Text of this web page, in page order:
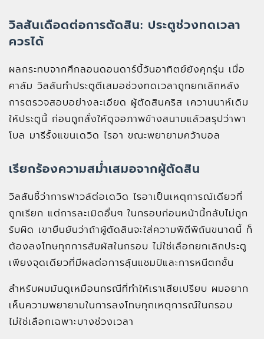
วิลสันเดือดต่อการตัดสิน: ประตูช่วงทดเวลา
ควรได้
ผลกระทบจากศึกลอนดอนดาร์บี้วันอาทิตย์ยังคุกรุ่น เมื่อ
คาลัม วิลสันทำประตูตีเสมอช่วงทดเวลาถูกยกเลิกหลัง
การตรวจสอบอย่างละเอียด ผู้ตัดสินคริส เควานนาห์เดิม
ให้ประตูนี้ ก่อนถูกสั่งให้ดูจอภาพข้างสนามแล้วสรุปว่าพา
โบล มารีรั้งแขนเดวิด ไรอา ขณะพยายามคว้าบอล
เรียกร้องความสม่ำเสมอจากผู้ตัดสิน
วิลสันชี้ว่าการฟาวล์ต่อเดวิด ไรอาเป็นเหตุการณ์เดียวที่
ถูกเรียก แต่การละเมิดอื่นๆ ในกรอบก่อนหน้านี้กลับไม่ถูก
รับผิด เขายืนยันว่าถ้าผู้ตัดสินจะใส่ความพิถีพิถันขนาดนี้ ก็
ต้องลงโทษทุกการสัมผัสในกรอบ ไม่ใช่เลือกยกเลิกประตู
เพียงจุดเดียวที่มีผลต่อการลุ้นแชมป์และการหนีตกชั้น
สำหรับผมมันดูเหมือนกรณีที่ทำให้เราเสียเปรียบ ผมอยาก
เห็นความพยายามในการลงโทษทุกเหตุการณ์ในกรอบ
ไม่ใช่เลือกเฉพาะบางช่วงเวลา